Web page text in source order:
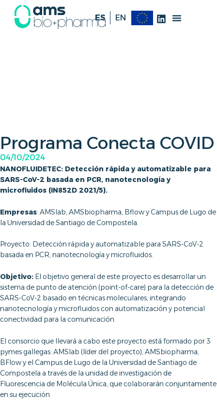
ES EN
Programa Conecta COVID
04/10/2024
NANOFLUIDETEC: Detección rápida y automatizable para
SARS-CoV-2 basada en PCR, nanotecnología y
microfluidos (IN852D 2021/5).
Empresas: AMSlab, AMSbiopharma, Bflow y Campus de Lugo de
la Universidad de Santiago de Compostela.
Proyecto: Detección rápida y automatizable para SARS-CoV-2
basada en PCR, nanotecnología y microfluidos.
Objetivo: El objetivo general de este proyecto es desarrollar un
sistema de punto de atención (point-of-care) para la detección de
SARS-CoV-2 basado en técnicas moleculares, integrando
nanotecnología y microfluidos con automatización y potencial
conectividad para la comunicación.
El consorcio que llevará a cabo este proyecto está formado por 3
pymes gallegas: AMSlab (líder del proyecto), AMSbiopharma,
BFlow y el Campus de Lugo de la Universidad de Santiago de
Compostela a través de la unidad de investigación de
Fluorescencia de Molécula Única, que colaborarán conjuntamente
en su ejecución.